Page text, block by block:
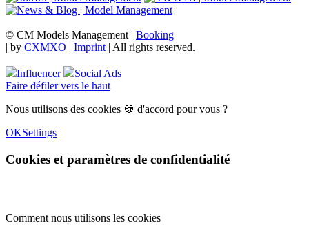
© CM Models Management | Booking
| by CXMXO | Imprint | All rights reserved.
Influencer
Social Ads
Faire défiler vers le haut
Nous utilisons des cookies 🍪 d'accord pour vous ?
OKSettings
Cookies et paramètres de confidentialité
Comment nous utilisons les cookies